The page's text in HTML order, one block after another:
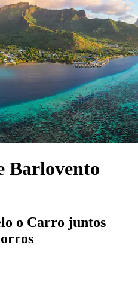
Barlovento
o Carro juntos